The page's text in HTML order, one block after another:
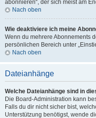
abonnieren“, der sich meist am
Nach oben
Wie deaktiviere ich meine
Wenn du mehrere Abonnements
persönlichen Bereich unter
Nach oben
Dateianhänge
Welche Dateianhänge sind in
Die Board-Administration kann
Falls du dir nicht sicher bist,
Unterstützung benötigst, wende